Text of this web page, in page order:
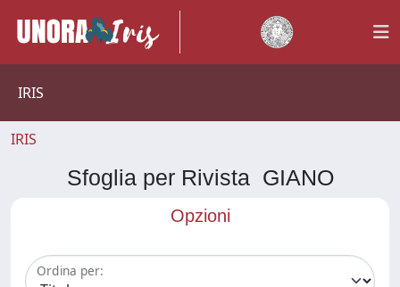
IRIS
IRIS
Sfoglia per Rivista GIANO
Opzioni
Ordina per: